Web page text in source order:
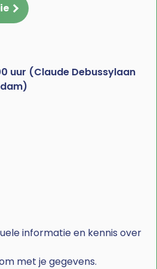
uur (Claude Debussylaan
informatie en kennis over
met je gegevens.